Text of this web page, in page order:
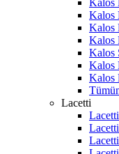
Kalos
Kalos
Kalos
Kalos
Kalos
Kalos
Kalos
Lacetti